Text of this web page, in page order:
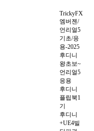
TrickyFX
엠버젠/
언리얼5
기초/응
용-2025
후디니
왕초보~
언리얼5
응용
후디니
플립북1
기
후디니
+UE4빌